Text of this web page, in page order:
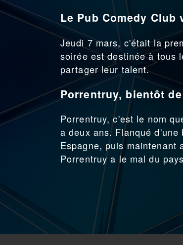
Le Pub Comedy
Jeudi 7 mars, c'était la
soirée est destinée à tous
partager leur talent.
Porrentruy, bientôt
Porrentruy, c'est le nom
a deux ans. Flanqué
Espagne, puis maintenant
Porrentruy a le mal du